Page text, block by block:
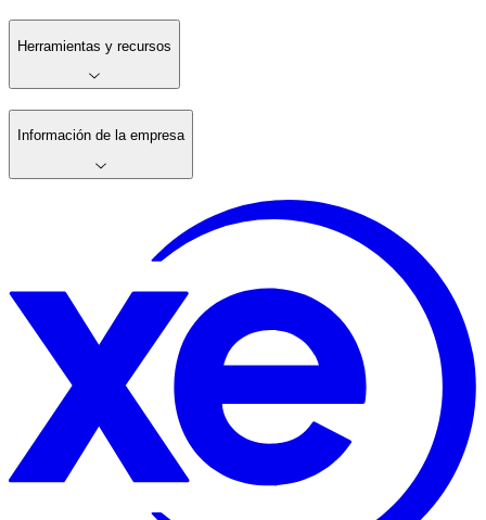
Herramientas y recursos
Información de la empresa